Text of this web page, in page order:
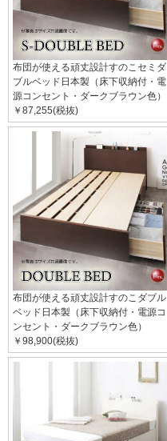
布団が使える頑丈設計すのこセミダ
ブルベッド日本製（床下収納付・電
源コンセント・ダークブラウン色）
￥87,255(税抜)
布団が使える頑丈設計すのこダブル
ベッド日本製（床下収納付・電源コ
ンセント・ダークブラウン色）
￥98,900(税抜)